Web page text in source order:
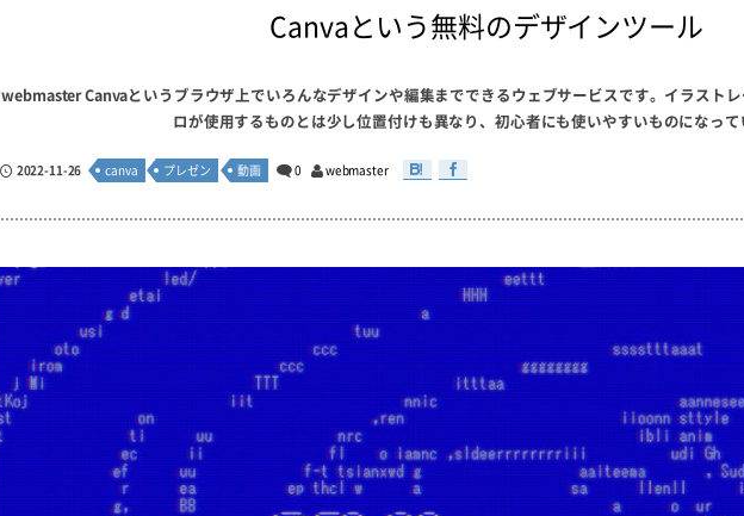
Canvaという無料のデザインツール
webmaster Canvaというブラウザ上でいろんなデザインや編集までできるウェブサービスです。イラスト
ロが使用するものとは少し位置付けも異なり、初心者にも使いやすいものになっ
2022-11-26 canva プレゼン 動画 0 webmaster